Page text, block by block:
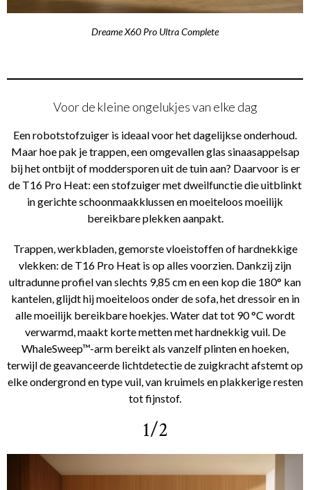
Dreame X60 Pro Ultra Complete
Voor de kleine ongelukjes van elke dag
Een robotstofzuiger is ideaal voor het dagelijkse onderhoud.
Maar hoe pak je trappen, een omgevallen glas sinaasappelsap
bij het ontbijt of moddersporen uit de tuin aan? Daarvoor is er
de T16 Pro Heat: een stofzuiger met dweilfunctie die uitblinkt
in gerichte schoonmaakklussen en moeiteloos moeilijk
bereikbare plekken aanpakt.
Trappen, werkbladen, gemorste vloeistoffen of hardnekkige
vlekken: de T16 Pro Heat is op alles voorzien. Dankzij zijn
ultradunne profiel van slechts 9,85 cm en een kop die 180° kan
kantelen, glijdt hij moeiteloos onder de sofa, het dressoir en in
alle moeilijk bereikbare hoekjes. Water dat tot 90 °C wordt
verwarmd, maakt korte metten met hardnekkig vuil. De
WhaleSweep™-arm bereikt als vanzelf plinten en hoeken,
terwijl de geavanceerde lichtdetectie de zuigkracht afstemt op
elke ondergrond en type vuil, van kruimels en plakkerige resten
tot fijnstof.
1/2